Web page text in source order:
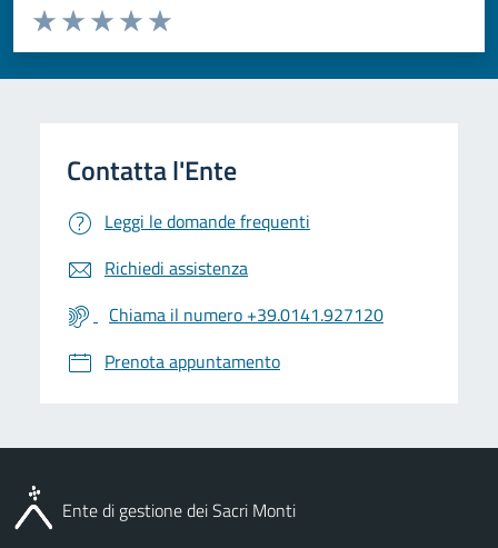
Valuta da 1 a 5 stelle la pagina
Valuta 5 stelle su 5
Valuta 4 stelle su 5
Valuta 3 stelle su 5
Valuta 2 stelle su 5
Valuta 1 stelle su 5
Leggi le domande frequenti
Richiedi assistenza
Chiama il numero +39.0141.927120
Prenota appuntamento
Ente di gestione dei Sacri Monti